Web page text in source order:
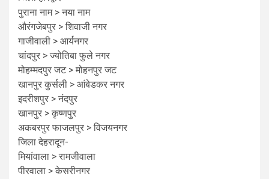
पुराना नाम > नया नाम
औरंगजेबपुर > शिवाजी नगर
गाजीवाली > आर्यनगर
चांदपुर > ज्योतिबा फुले नगर
मोहम्मदपुर जट > मोहनपुर जट
खानपुर कुर्सली > आंबेडकर नगर
इदरीशपुर > नंदपुर
खानपुर > कृष्णपुर
अकबरपुर फाजलपुर > विजयनगर
जिला देहरादून-
मियांवाला > रामजीवाला
पीरवाला > केसरीनगर